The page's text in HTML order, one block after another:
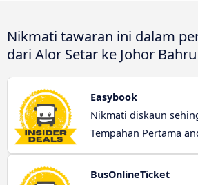
Nikmati tawaran ini dalam
dari Alor Setar ke Johor Bahru
Easybook
Nikmati diskaun
Tempahan Pertama
BusOnlineTicket